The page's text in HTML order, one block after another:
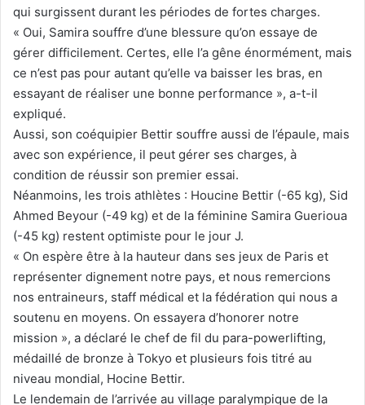
qui surgissent durant les périodes de fortes charges.
« Oui, Samira souffre d’une blessure qu’on essaye de
gérer difficilement. Certes, elle l’a gêne énormément, mais
ce n’est pas pour autant qu’elle va baisser les bras, en
essayant de réaliser une bonne performance », a-t-il
expliqué.
Aussi, son coéquipier Bettir souffre aussi de l’épaule, mais
avec son expérience, il peut gérer ses charges, à
condition de réussir son premier essai.
Néanmoins, les trois athlètes : Houcine Bettir (-65 kg), Sid
Ahmed Beyour (-49 kg) et de la féminine Samira Guerioua
(-45 kg) restent optimiste pour le jour J.
« On espère être à la hauteur dans ses jeux de Paris et
représenter dignement notre pays, et nous remercions
nos entraineurs, staff médical et la fédération qui nous a
soutenu en moyens. On essayera d’honorer notre
mission », a déclaré le chef de fil du para-powerlifting,
médaillé de bronze à Tokyo et plusieurs fois titré au
niveau mondial, Hocine Bettir.
Le lendemain de l’arrivée au village paralympique de la